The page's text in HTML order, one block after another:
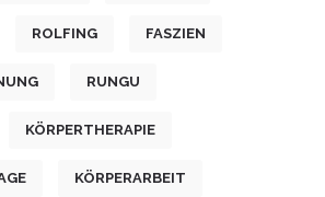
ROLFING FASZIEN
RUNGU
KÖRPERTHERAPIE
KÖRPERARBEIT